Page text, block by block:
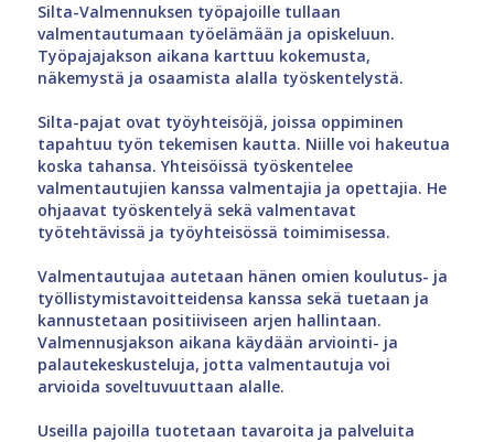
Silta-Valmennuksen työpajoille tullaan
valmentautumaan työelämään ja opiskeluun.
Työpajajakson aikana karttuu kokemusta,
näkemystä ja osaamista alalla työskentelystä.
Silta-pajat ovat työyhteisöjä, joissa oppiminen
tapahtuu työn tekemisen kautta. Niille voi hakeutua
koska tahansa. Yhteisöissä työskentelee
valmentautujien kanssa valmentajia ja opettajia. He
ohjaavat työskentelyä sekä valmentavat
työtehtävissä ja työyhteisössä toimimisessa.
Valmentautujaa autetaan hänen omien koulutus- ja
työllistymistavoitteidensa kanssa sekä tuetaan ja
kannustetaan positiiviseen arjen hallintaan.
Valmennusjakson aikana käydään arviointi- ja
palautekeskusteluja, jotta valmentautuja voi
arvioida soveltuvuuttaan alalle.
Useilla pajoilla tuotetaan tavaroita ja palveluita